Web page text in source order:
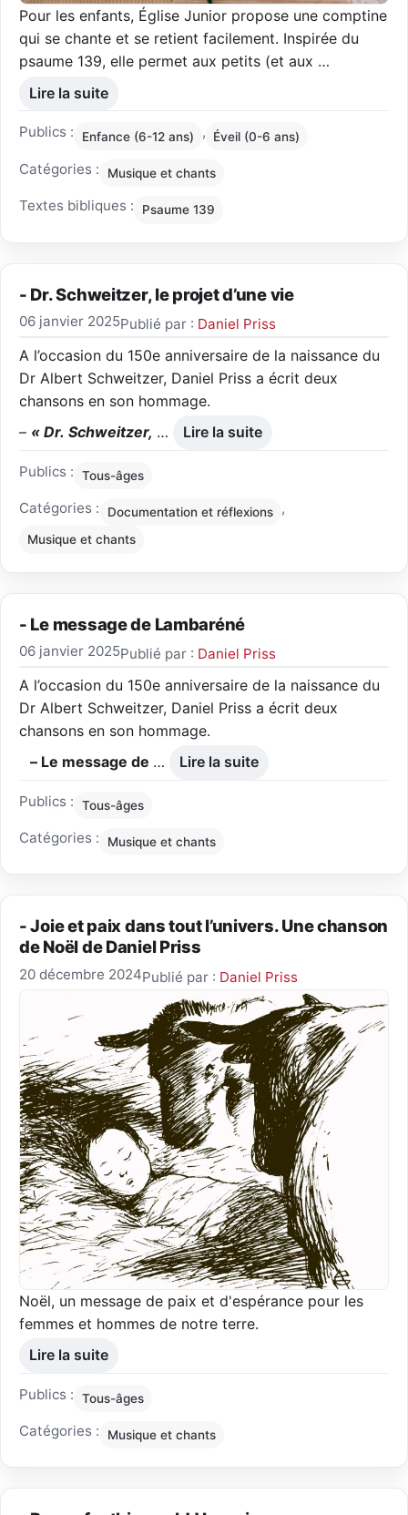
Pour les enfants, Église Junior propose une comptine
qui se chante et se retient facilement. Inspirée du
psaume 139, elle permet aux petits (et aux …
Lire la suite
Publics : Enfance (6-12 ans) , Éveil (0-6 ans)
Catégories : Musique et chants
Textes bibliques : Psaume 139
- Dr. Schweitzer, le projet d’une vie
06 janvier 2025Publié par : Daniel Priss
A l’occasion du 150e anniversaire de la naissance du
Dr Albert Schweitzer, Daniel Priss a écrit deux
chansons en son hommage.
– « Dr. Schweitzer, … Lire la suite
Publics : Tous-âges
Catégories : Documentation et réflexions ,
Musique et chants
- Le message de Lambaréné
06 janvier 2025Publié par : Daniel Priss
A l’occasion du 150e anniversaire de la naissance du
Dr Albert Schweitzer, Daniel Priss a écrit deux
chansons en son hommage.
– Le message de … Lire la suite
Publics : Tous-âges
Catégories : Musique et chants
- Joie et paix dans tout l’univers. Une chanson
de Noël de Daniel Priss
20 décembre 2024Publié par : Daniel Priss
Noël, un message de paix et d'espérance pour les
femmes et hommes de notre terre.
Lire la suite
Publics : Tous-âges
Catégories : Musique et chants